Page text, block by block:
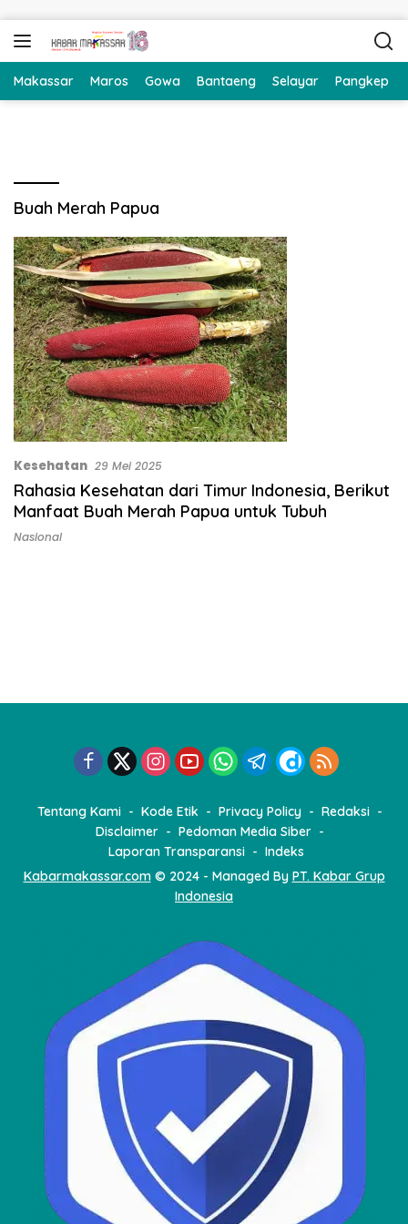
Makassar Maros Gowa Bantaeng Selayar Pangkep
Buah Merah Papua
Kesehatan 29 Mei 2025
Rahasia Kesehatan dari Timur Indonesia, Berikut
Manfaat Buah Merah Papua untuk Tubuh
Nasional
Tentang Kami Kode Etik Privacy Policy
Redaksi
Disclaimer
Pedoman Media Siber
Laporan Transparansi
Indeks
Kabarmakassar.com© 2024 - Managed By PT. Kabar Grup
Indonesia